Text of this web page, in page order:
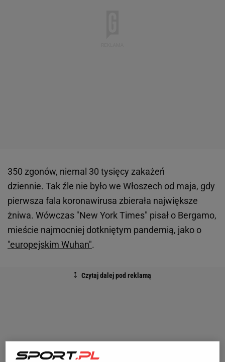
350 zgonów, niemal 30 tysięcy zakażeń
dziennie. Tak źle nie było we Włoszech od maja, gdy
pierwsza fala koronawirusa zbierała największe
żniwa. Wówczas "New York Times" pisał o Bergamo,
mieście najmocniej dotkniętym pandemią, jako o
"europejskim Wuhan".